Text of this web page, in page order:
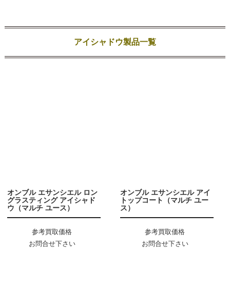
アイシャドウ製品一覧
オンブル エサンシエル ロン
グラスティング アイシャド
ウ（マルチ ユース）
参考買取価格
お問合せ下さい
オンブル エサンシエル アイ
トップコート（マルチ ユー
ス）
参考買取価格
お問合せ下さい